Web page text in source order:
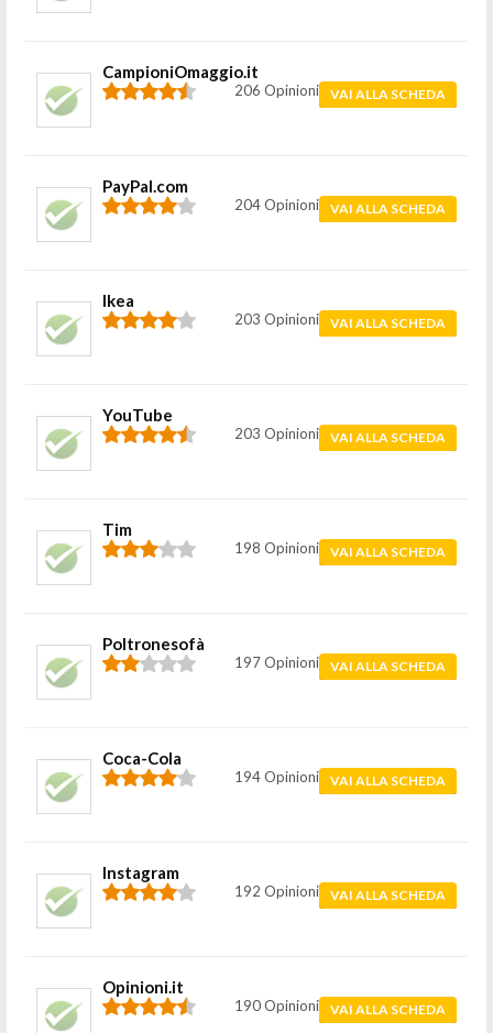
CampioniOmaggio.it
206 Opinioni VAI ALLA SCHEDA
PayPal.com
204 Opinioni VAI ALLA SCHEDA
Ikea
203 Opinioni VAI ALLA SCHEDA
YouTube
203 Opinioni VAI ALLA SCHEDA
Tim
198 Opinioni VAI ALLA SCHEDA
Poltronesofà
197 Opinioni VAI ALLA SCHEDA
Coca-Cola
194 Opinioni VAI ALLA SCHEDA
Instagram
192 Opinioni VAI ALLA SCHEDA
Opinioni.it
190 Opinioni VAI ALLA SCHEDA